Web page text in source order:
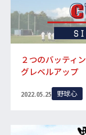
２つのバッティ
グレベルアップ
2022.05.25 野球心